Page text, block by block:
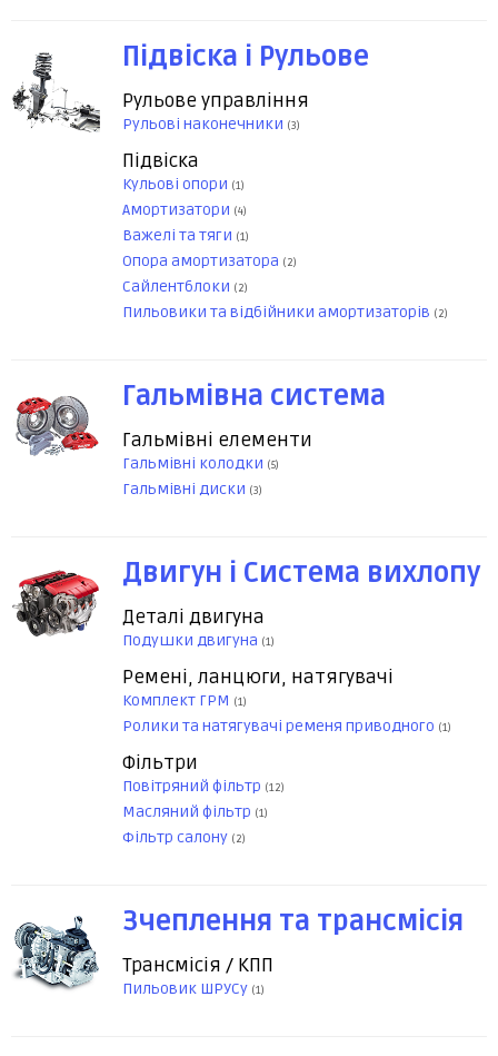
Підвіска і Рульове
Рульове управління
Рульові наконечники (3)
Підвіска
Кульові опори (1)
Амортизатори (4)
Важелі та тяги (1)
Опора амортизатора (2)
Сайлентблоки (2)
Пильовики та відбійники амортизаторів (2)
Гальмівна система
Гальмівні елементи
Гальмівні колодки (5)
Гальмівні диски (3)
Двигун і Система вихлопу
Деталі двигуна
Подушки двигуна (1)
Ремені, ланцюги, натягувачі
Комплект ГРМ (1)
Ролики та натягувачі ременя приводного (1)
Фільтри
Повітряний фільтр (12)
Масляний фільтр (1)
Фільтр салону (2)
Зчеплення та трансмісія
Трансмісія / КПП
Пильовик ШРУСу (1)